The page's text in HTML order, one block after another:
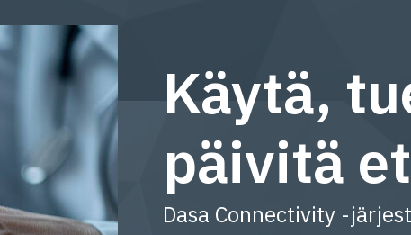
Käytä,
päivitä
Dasa Connectivity -